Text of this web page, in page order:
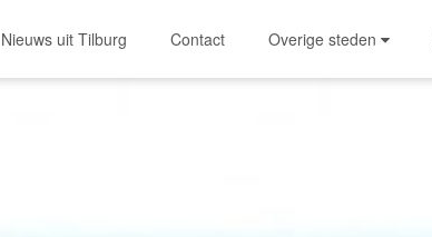
Nieuws uit Tilburg Contact Overige steden